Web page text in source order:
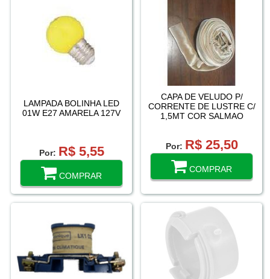
LAMPADA BOLINHA LED
01W E27 AMARELA 127V
Por: R$ 5,55
COMPRAR
CAPA DE VELUDO P/
CORRENTE DE LUSTRE C/
1,5MT COR SALMAO
Por: R$ 25,50
COMPRAR